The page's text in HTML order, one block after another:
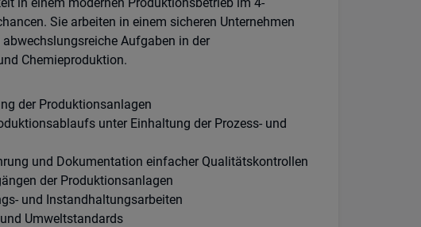
Sie arbeiten in einem sicheren Unternehmen
Aufgaben in der
Chemieproduktion.
der Produktionsanlagen
unter Einhaltung der Prozess- und
und Dokumentation einfacher Qualitätskontrollen
der Produktionsanlagen
und Instandhaltungsarbeiten
Umweltstandards